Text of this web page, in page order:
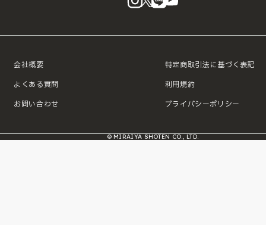
会社概要
よくある質問
お問い合わせ
特定商取引法に基づく表記
利用規約
プライバシーポリシー
© MIRAIYA SHOTEN CO., LTD.